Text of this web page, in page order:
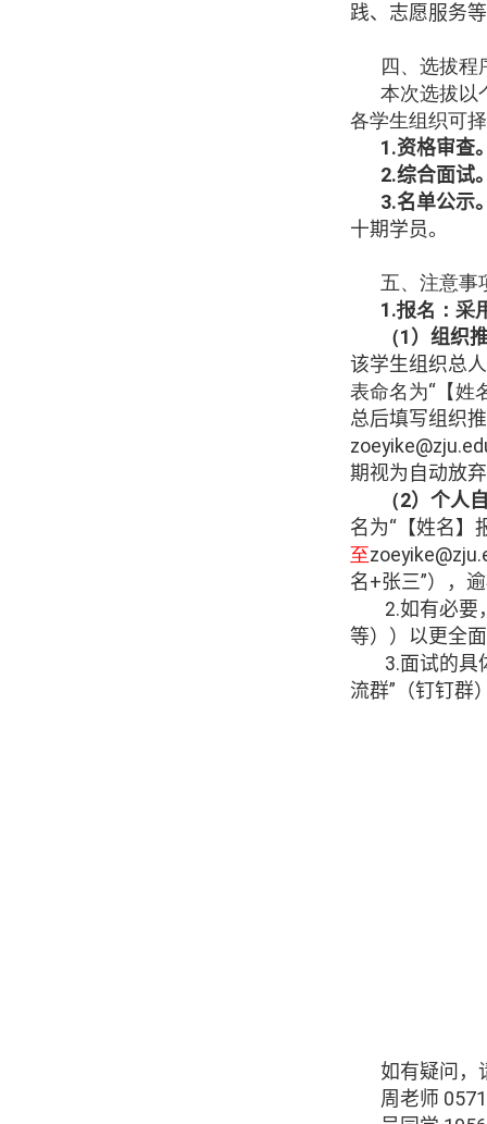
践、志愿服务
四、选拔程
本次选拔以
各学生组织可
1.资格审查
2.综合面试
3.名单公示
十期学员。
五、注意事
1.报名：采
（1）组织
该学生组织总
表命名为“【姓
总后填写组织
期视为自动放
（2）个人
名为“【姓名】
至
名+张三”），
2.如有必要
等））以更全
3.面试的具
流群”（钉钉群
如有疑问，
周老师